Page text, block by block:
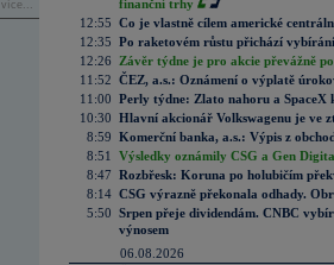
více...
finanční trhy
12:55 Co je vlastně cílem americké
12:35 Po raketovém růstu přichází
12:26
Závěr týdne je pro akcie převážně
11:52 ČEZ, a.s.: Oznámení o výplatě
11:00 Perly týdne: Zlato nahoru a SpaceX
10:30 Hlavní akcionář Volkswagenu je ve
8:59 Komerční banka, a.s.: Výpis z
8:51
Výsledky oznámily CSG a Gen
8:47 Rozbřesk: Koruna po holubičím
8:14 CSG výrazně překonala odhady.
5:50 Srpen přeje dividendám. CNBC
výnosem
06.08.2026